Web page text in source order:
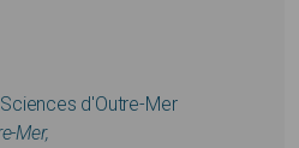
d'Outre-Mer
Mer,